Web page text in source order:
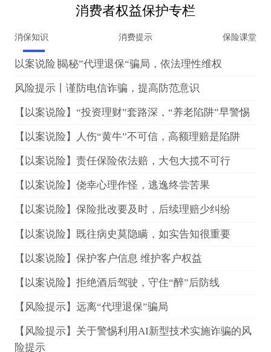
消费者权益保护专栏
消保知识 消费提示 保险课堂
以案说险∣揭秘”代理退保“骗局，依法理性维权
风险提示丨谨防电信诈骗，提高防范意识
【以案说险】“投资理财”套路深，“养老陷阱”早警惕
【以案说险】人伤“黄牛”不可信，高额理赔是陷阱
【以案说险】责任保险依法赔，大包大揽不可行
【以案说险】侥幸心理作怪，逃逸终尝苦果
【以案说险】保险批改要及时，后续理赔少纠纷
【以案说险】既往病史莫隐瞒，如实告知很重要
【以案说险】保护客户信息 维护客户权益
【以案说险】拒绝酒后驾驶，守住“醉”后防线
【风险提示】远离“代理退保”骗局
【风险提示】关于警惕利用AI新型技术实施诈骗的风
险提示